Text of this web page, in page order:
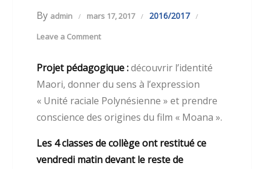
By admin mars 17, 2017 2016/2017
Leave a Comment
Projet pédagogique :découvrir l’identité
Maori, donner du sens à l’expression
« Unité raciale Polynésienne » et prendre
conscience des origines du film « Moana ».
Les 4 classes de collège ont restitué ce
vendredi matin devant le reste de